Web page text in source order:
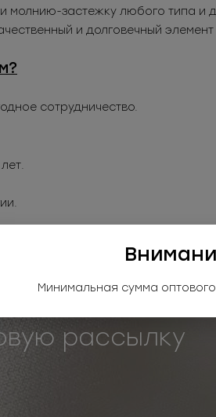
молнию-застежку любого типа и
и долговечный
сотрудничество.
рассылку
Минимальная сумма